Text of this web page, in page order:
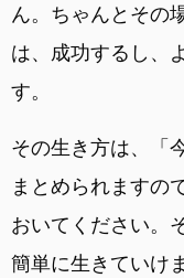
ん。ちゃんとその
は、成功するし、
す。
その生き方は、「
まとめられますの
おいてください。
簡単に生きていけ